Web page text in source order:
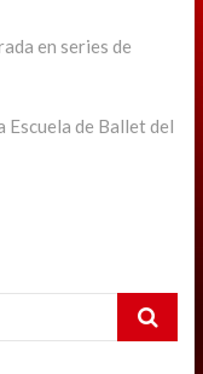
en series de
de Ballet del
Search